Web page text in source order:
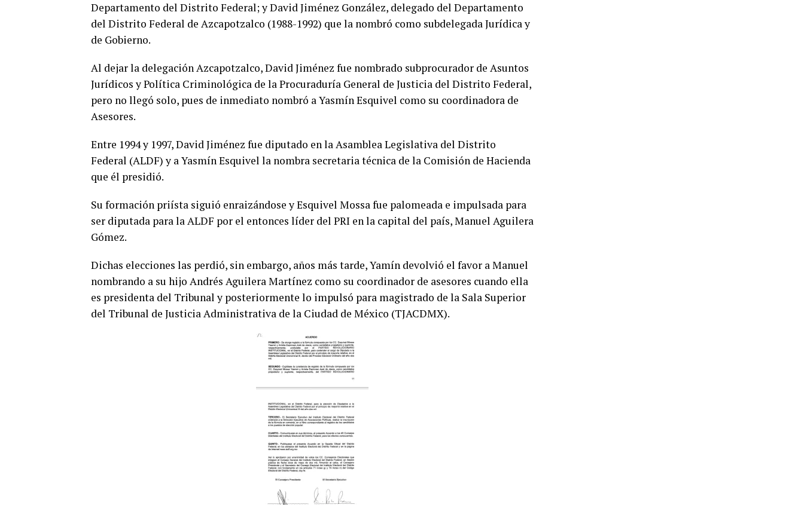
Departamento del Distrito Federal; y David Jiménez González, delegado del Departamento
del Distrito Federal de Azcapotzalco (1988-1992) que la nombró como subdelegada Jurídica y
de Gobierno.
Al dejar la delegación Azcapotzalco, David Jiménez fue nombrado subprocurador de Asuntos
Jurídicos y Política Criminológica de la Procuraduría General de Justicia del Distrito Federal,
pero no llegó solo, pues de inmediato nombró a Yasmín Esquivel como su coordinadora de
Asesores.
Entre 1994 y 1997, David Jiménez fue diputado en la Asamblea Legislativa del Distrito
Federal (ALDF) y a Yasmín Esquivel la nombra secretaria técnica de la Comisión de Hacienda
que él presidió.
Su formación priísta siguió enraizándose y Esquivel Mossa fue palomeada e impulsada para
ser diputada para la ALDF por el entonces líder del PRI en la capital del país, Manuel Aguilera
Gómez.
Dichas elecciones las perdió, sin embargo, años más tarde, Yamín devolvió el favor a Manuel
nombrando a su hijo Andrés Aguilera Martínez como su coordinador de asesores cuando ella
es presidenta del Tribunal y posteriormente lo impulsó para magistrado de la Sala Superior
del Tribunal de Justicia Administrativa de la Ciudad de México (TJACDMX).